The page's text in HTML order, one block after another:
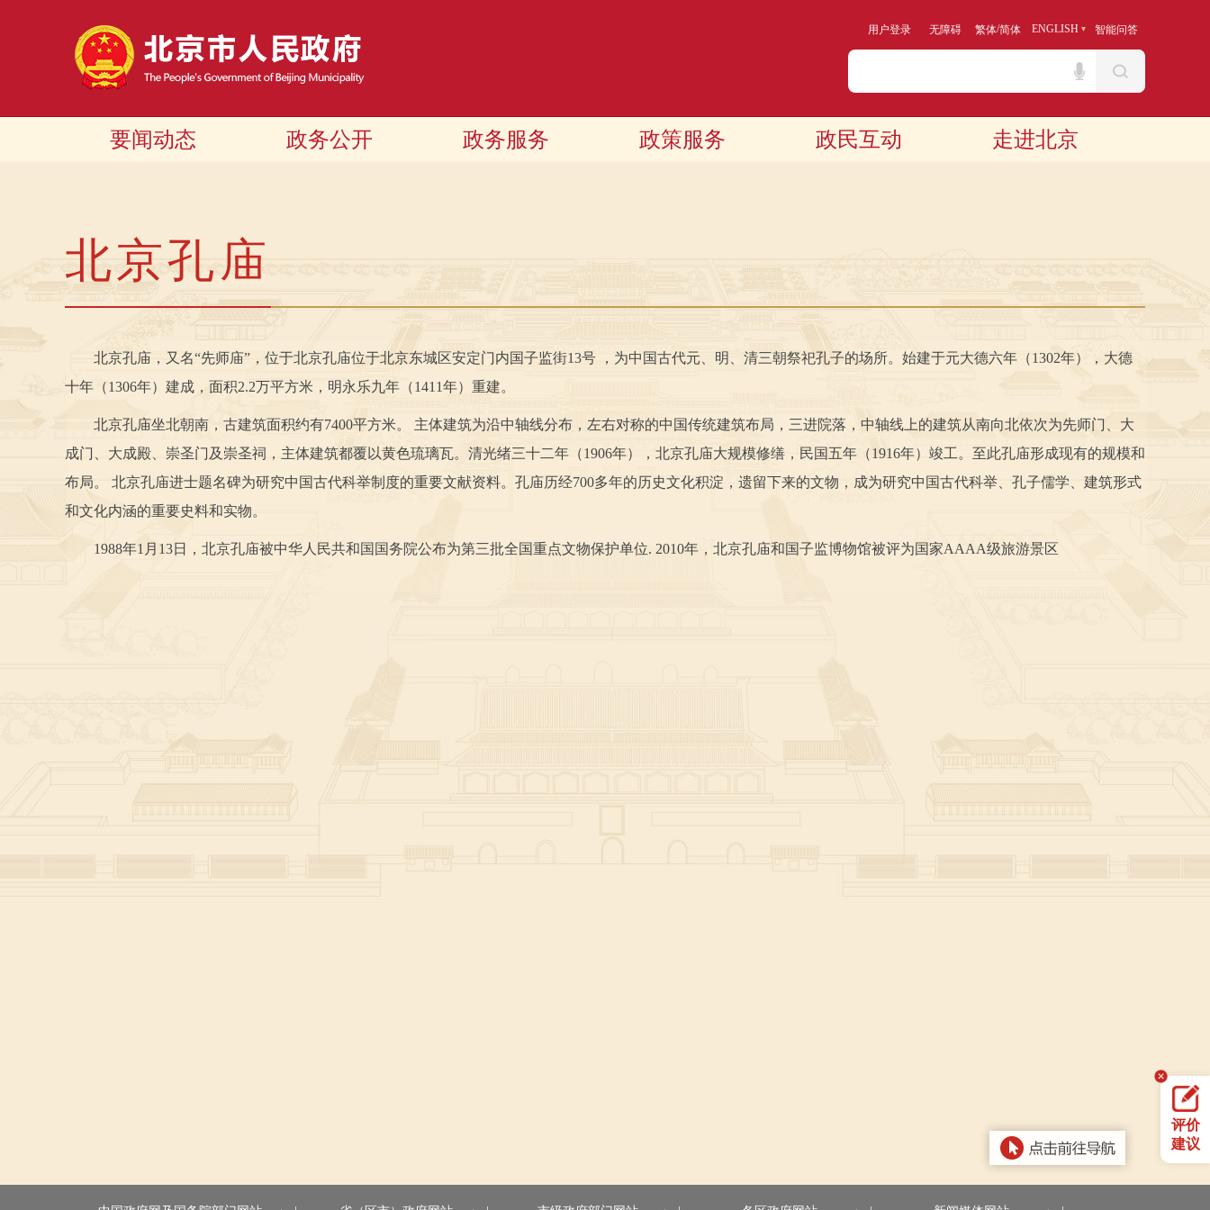
用户登录 无障碍 繁体/简体 ENGLISH 智能问答
要闻动态 政务公开 政务服务 政策服务 政民互动 走进北京
北京孔庙
北京孔庙，又名“先师庙”，位于北京孔庙位于北京东城区安定门内国子监街13号 ，为中国古代元、明、清三朝祭祀孔子的场所。始建于元大德六年（1302年），大德
十年（1306年）建成，面积2.2万平方米，明永乐九年（1411年）重建。
北京孔庙坐北朝南，古建筑面积约有7400平方米。 主体建筑为沿中轴线分布，左右对称的中国传统建筑布局，三进院落，中轴线上的建筑从南向北依次为先师门、大
成门、大成殿、崇圣门及崇圣祠，主体建筑都覆以黄色琉璃瓦。清光绪三十二年（1906年），北京孔庙大规模修缮，民国五年（1916年）竣工。至此孔庙形成现有的规模和
布局。 北京孔庙进士题名碑为研究中国古代科举制度的重要文献资料。孔庙历经700多年的历史文化积淀，遗留下来的文物，成为研究中国古代科举、孔子儒学、建筑形式
和文化内涵的重要史料和实物。
1988年1月13日，北京孔庙被中华人民共和国国务院公布为第三批全国重点文物保护单位. 2010年，北京孔庙和国子监博物馆被评为国家AAAA级旅游景区
评价
建议